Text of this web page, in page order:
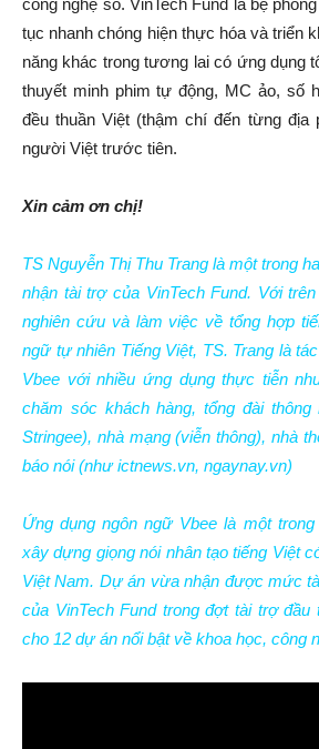
công nghệ số. VinTech Fund là bệ
tục nhanh chóng hiện thực hóa và triển
năng khác trong tương lai có ứng dụng
thuyết minh phim tự động, MC ảo, số
đều thuần Việt (thậm chí đến từng địa
người Việt trước tiên.
Xin cảm ơn chị!
TS Nguyễn Thị Thu Trang là một trong
nhận tài trợ của VinTech Fund. Với
nghiên cứu và làm việc về tổng hợp
ngữ tự nhiên Tiếng Việt, TS. Trang là
Vbee với nhiều ứng dụng thực tiễn
chăm sóc khách hàng, tổng đài thông
Stringee), nhà mạng (viễn thông), nhà
báo nói (như ictnews.vn, ngaynay.vn)
Ứng dụng ngôn ngữ Vbee là một
xây dựng giọng nói nhân tạo tiếng Việt
Việt Nam. Dự án vừa nhận được mức
của VinTech Fund trong đợt tài trợ đầu
cho 12 dự án nổi bật về khoa học, công